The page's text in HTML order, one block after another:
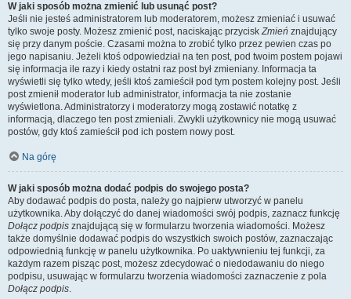
W jaki sposób można zmienić lub usunąć post?
Jeśli nie jesteś administratorem lub moderatorem, możesz zmieniać i usuwać
tylko swoje posty. Możesz zmienić post, naciskając przyciskZmień znajdujący
się przy danym poście. Czasami można to zrobić tylko przez pewien czas po
jego napisaniu. Jeżeli ktoś odpowiedział na ten post, pod twoim postem pojawi
się informacja ile razy i kiedy ostatni raz post był zmieniany. Informacja ta
wyświetli się tylko wtedy, jeśli ktoś zamieścił pod tym postem kolejny post. Jeśli
post zmienił moderator lub administrator, informacja ta nie zostanie
wyświetlona. Administratorzy i moderatorzy mogą zostawić notatkę z
informacją, dlaczego ten post zmieniali. Zwykli użytkownicy nie mogą usuwać
postów, gdy ktoś zamieścił pod ich postem nowy post.
Na górę
W jaki sposób można dodać podpis do swojego posta?
Aby dodawać podpis do posta, należy go najpierw utworzyć w panelu
użytkownika. Aby dołączyć do danej wiadomości swój podpis, zaznacz funkcję
Dołącz podpis znajdującą się w formularzu tworzenia wiadomości. Możesz
także domyślnie dodawać podpis do wszystkich swoich postów, zaznaczając
odpowiednią funkcję w panelu użytkownika. Po uaktywnieniu tej funkcji, za
każdym razem pisząc post, możesz zdecydować o niedodawaniu do niego
podpisu, usuwając w formularzu tworzenia wiadomości zaznaczenie z pola
Dołącz podpis.